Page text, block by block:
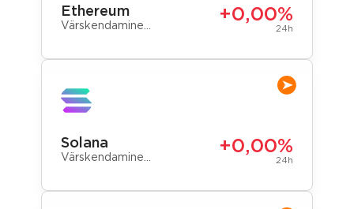
Ethereum
Värskendamine… +0,00%
24h
Solana
Värskendamine… +0,00%
24h